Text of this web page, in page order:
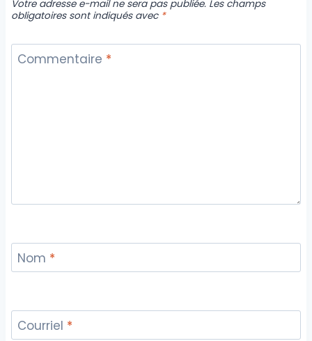
Votre adresse e-mail ne sera pas publiée. Les champs
obligatoires sont indiqués avec *
Commentaire *
Nom *
Courriel *